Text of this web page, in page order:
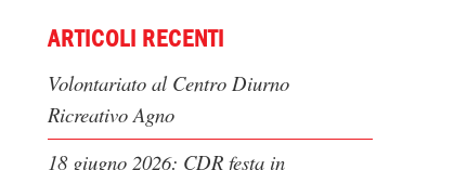
ARTICOLI RECENTI
Volontariato al Centro Diurno
Ricreativo Agno
18 giugno 2026: CDR festa in